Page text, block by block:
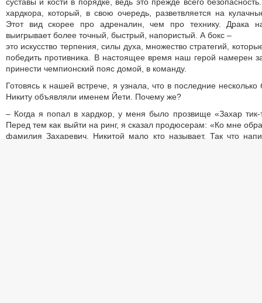
хардкора, который, в свою очередь, разветвляется на
Этот вид скорее про адреналин, чем про технику. Драка
выигрывает более точный, быстрый, напористый. А бокс –
это искусство терпения, силы духа, множество стратегий,
победить противника. В настоящее время наш герой намерен
принести чемпионский пояс домой, в команду.
Готовясь к нашей встрече, я узнала, что в последние
Никиту объявляли именем Йети. Почему же?
– Когда я попал в хардкор, у меня было прозвище «Захар тик-
Перед тем как выйти на ринг, я сказал продюсерам: «Ко мне
фамилия Захаревич. Никитой мало кто называет. Так что